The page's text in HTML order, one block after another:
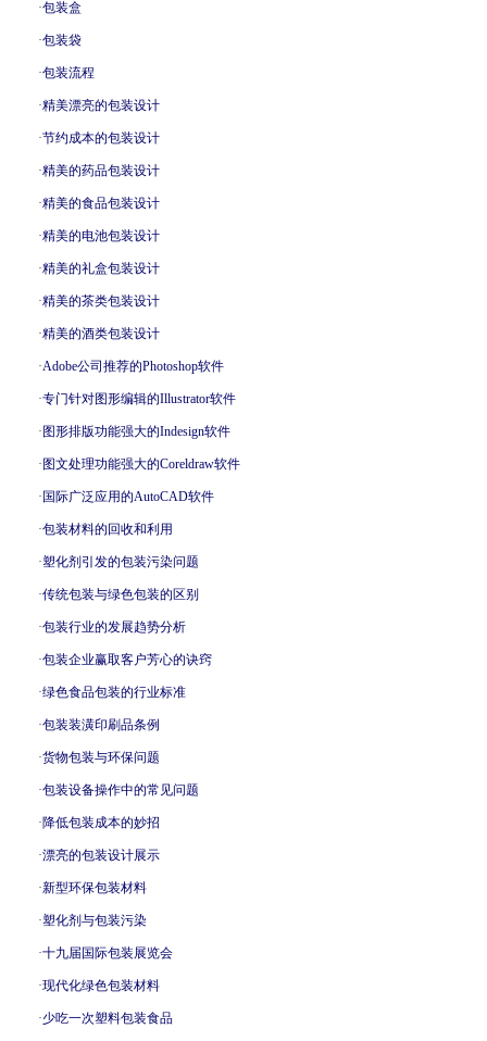
·包装盒
·包装袋
·包装流程
·精美漂亮的包装设计
·节约成本的包装设计
·精美的药品包装设计
·精美的食品包装设计
·精美的电池包装设计
·精美的礼盒包装设计
·精美的茶类包装设计
·精美的酒类包装设计
·Adobe公司推荐的Photoshop软件
·专门针对图形编辑的Illustrator软件
· 图形排版功能强大的Indesign软件
· 图文处理功能强大的Coreldraw软件
· 国际广泛应用的AutoCAD软件
·包装材料的回收和利用
·塑化剂引发的包装污染问题
·传统包装与绿色包装的区别
·包装行业的发展趋势分析
·包装企业赢取客户芳心的诀窍
·绿色食品包装的行业标准
·包装装潢印刷品条例
·货物包装与环保问题
·包装设备操作中的常见问题
·降低包装成本的妙招
·漂亮的包装设计展示
·新型环保包装材料
·塑化剂与包装污染
·十九届国际包装展览会
·现代化绿色包装材料
·少吃一次塑料包装食品